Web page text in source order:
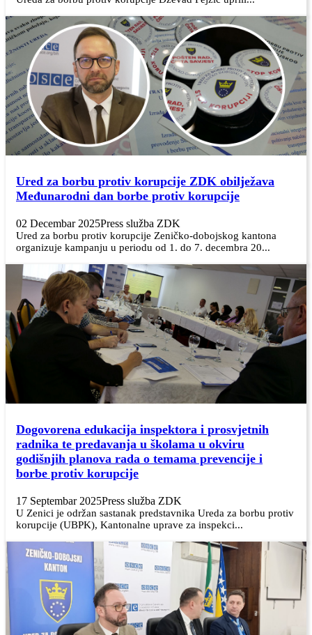
Ured za borbu protiv korupcije ZDK obilježava
Međunarodni dan borbe protiv korupcije
02 Decembar 2025Press služba ZDK
Ured za borbu protiv korupcije Zeničko-dobojskog kantona
organizuje kampanju u periodu od 1. do 7. decembra 20...
Dogovorena edukacija inspektora i prosvjetnih
radnika te predavanja u školama u okviru
godišnjih planova rada o temama prevencije i
borbe protiv korupcije
17 Septembar 2025Press služba ZDK
U Zenici je održan sastanak predstavnika Ureda za borbu protiv
korupcije (UBPK), Kantonalne uprave za inspekci...